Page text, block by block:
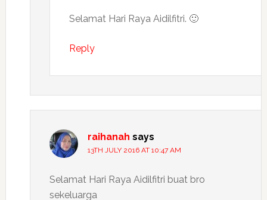
Selamat Hari Raya Aidilfitri. 🙂
Reply
raihanah says
13TH JULY 2016 AT 10:47 AM
Selamat Hari Raya Aidilfitri buat bro
sekeluarga